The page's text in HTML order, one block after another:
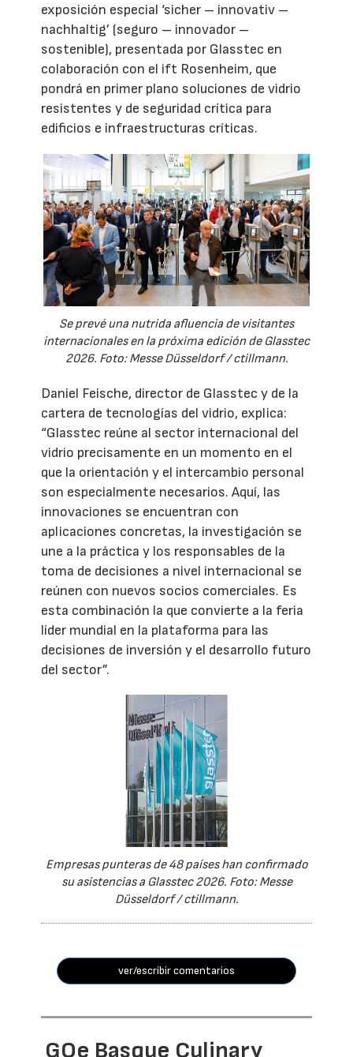
exposición especial ‘sicher – innovativ –
nachhaltig’ (seguro – innovador –
sostenible), presentada por Glasstec en
colaboración con el ift Rosenheim, que
pondrá en primer plano soluciones de vidrio
resistentes y de seguridad crítica para
edificios e infraestructuras críticas.
Se prevé una nutrida afluencia de visitantes
internacionales en la próxima edición de Glasstec
2026. Foto: Messe Düsseldorf / ctillmann.
Daniel Feische, director de Glasstec y de la
cartera de tecnologías del vidrio, explica:
“Glasstec reúne al sector internacional del
vidrio precisamente en un momento en el
que la orientación y el intercambio personal
son especialmente necesarios. Aquí, las
innovaciones se encuentran con
aplicaciones concretas, la investigación se
une a la práctica y los responsables de la
toma de decisiones a nivel internacional se
reúnen con nuevos socios comerciales. Es
esta combinación la que convierte a la feria
líder mundial en la plataforma para las
decisiones de inversión y el desarrollo futuro
del sector”.
Empresas punteras de 48 países han confirmado
su asistencias a Glasstec 2026. Foto: Messe
Düsseldorf / ctillmann.
ver/escribir comentarios
GOe Basque Culinary